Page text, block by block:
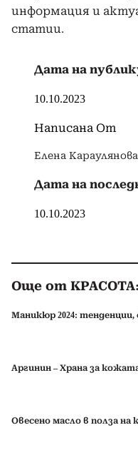
информация и
статии.
Дата на
10.10.2023
Написана От
Елена Караулянова
Дата на
10.10.2023
Още от КРАСОТА:
Маникюр 2024:
Аргинин – Храна за
Овесено масло в полза на